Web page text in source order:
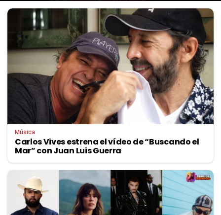
Música
Carlos Vives estrena el vídeo de “Buscando el
Mar” con Juan Luis Guerra